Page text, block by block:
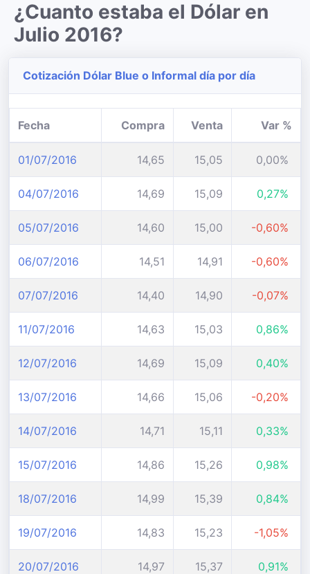
¿Cuanto estaba el Dólar en
Julio 2016?
Cotización Dólar Blue o Informal día por día
Fecha Compra Venta Var %
01/07/2016 14,65 15,05 0,00%
04/07/2016 14,69 15,09 0,27%
05/07/2016 14,60 15,00 -0,60%
06/07/2016 14,51 14,91 -0,60%
07/07/2016 14,40 14,90 -0,07%
11/07/2016 14,63 15,03 0,86%
12/07/2016 14,69 15,09 0,40%
13/07/2016 14,66 15,06 -0,20%
14/07/2016 14,71 15,11 0,33%
15/07/2016 14,86 15,26 0,98%
18/07/2016 14,99 15,39 0,84%
19/07/2016 14,83 15,23 -1,05%
20/07/2016 14,97 15,37 0,91%